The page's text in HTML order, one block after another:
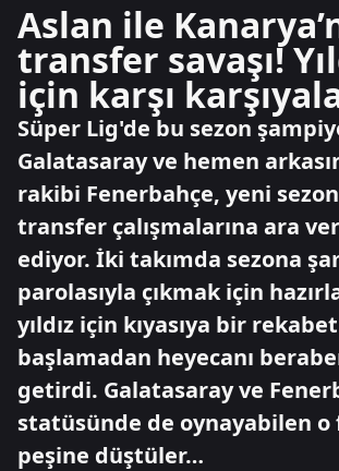
Aslan ile
transfer savaşı!
için karşı
Süper Lig'de bu sezon
Galatasaray ve hemen
rakibi Fenerbahçe, yeni
transfer çalışmalarına ara
ediyor. İki takımda sezona
parolasıyla çıkmak için
yıldız için kıyasıya bir
başlamadan heyecanı
getirdi. Galatasaray ve
statüsünde de oynayabilen
peşine düştüler…